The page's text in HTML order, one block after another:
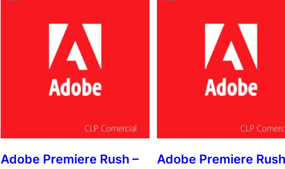
Adobe Premiere Rush –
Adobe Premiere